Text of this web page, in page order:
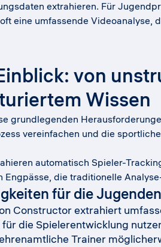
extrahieren. Für
eine umfassende Videoanalyse,
von
Wissen
grundlegenden
vereinfachen und die
automatisch Spieler-
die traditionelle
für die
Constructor extrahiert
die Spielerentwicklung
Trainer